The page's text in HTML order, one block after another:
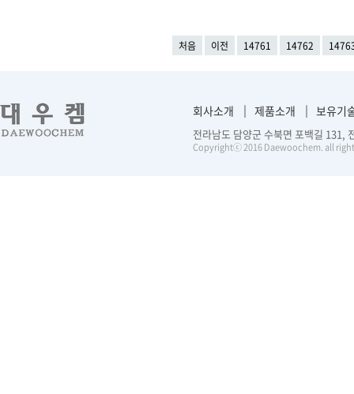
처음 이전 14761 14762
회사소개 제품소개 보유기
전라남도 담양군 수북면 포백길
Copyrightⓒ 2016 Daewoochem. all